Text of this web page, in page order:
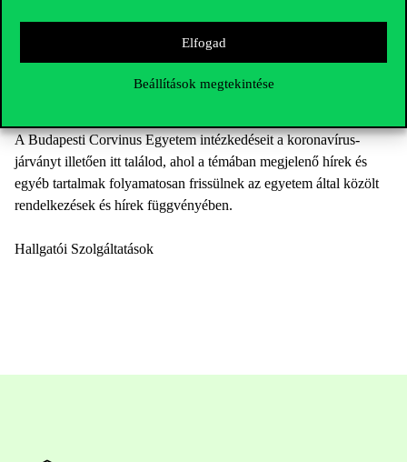
Elfogad
Beállítások megtekintése
Kérjük, folyamatosan kövesd figyelemmel az egyetemi
A Budapesti Corvinus Egyetem intézkedéseit a koronavírus-
járványt illetően itt találod, ahol a témában megjelenő hírek és
egyéb tartalmak folyamatosan frissülnek az egyetem által közölt
rendelkezések és hírek függvényében.
Hallgatói Szolgáltatások